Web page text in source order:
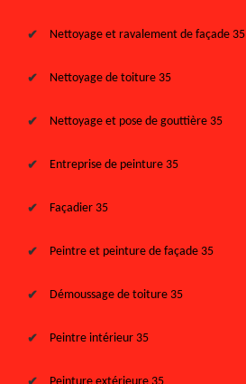
Nettoyage et ravalement de façade 35
Nettoyage de toiture 35
Nettoyage et pose de gouttière 35
Entreprise de peinture 35
Façadier 35
Peintre et peinture de façade 35
Démoussage de toiture 35
Peintre intérieur 35